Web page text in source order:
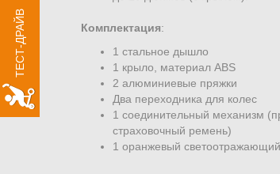
Комплектация:
1 стальное дышло
1 крыло, материал ABS
2 алюминиевые пряжки
Два переходника для колес
1 соединительный механизм
страховочный ремень)
1 оранжевый
ТЕСТ-ДРАЙВ
xROVER на один день
БЕСПЛАТНО
РЕЗЕРВИРОВАТЬ